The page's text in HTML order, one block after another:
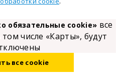
обязательные cookie» все
числе «Карты», будут
все cookie